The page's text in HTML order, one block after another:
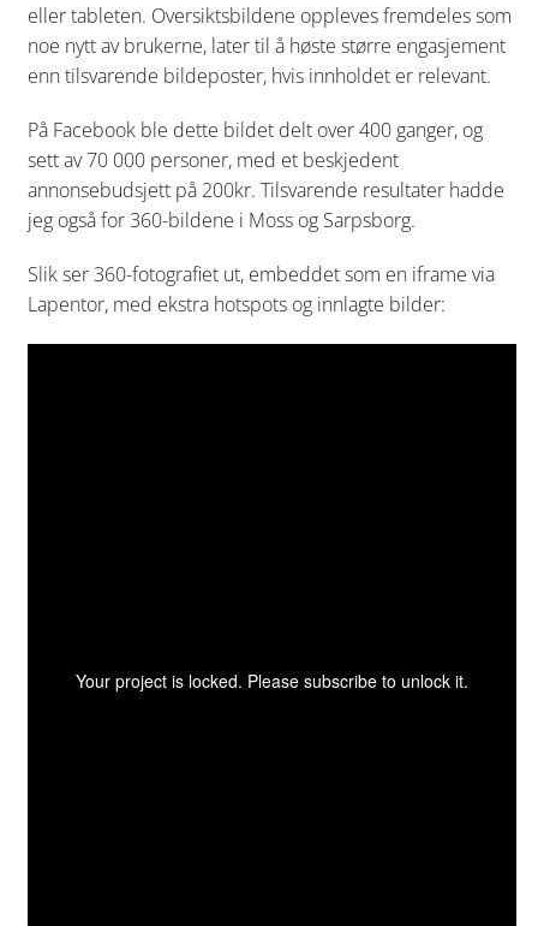
eller tableten. Oversiktsbildene oppleves fremdeles som
noe nytt av brukerne, later til å høste større engasjement
enn tilsvarende bildeposter, hvis innholdet er relevant.
På Facebook ble dette bildet delt over 400 ganger, og
sett av 70 000 personer, med et beskjedent
annonsebudsjett på 200kr. Tilsvarende resultater hadde
jeg også for 360-bildene i Moss og Sarpsborg.
Slik ser 360-fotografiet ut, embeddet som en iframe via
Lapentor, med ekstra hotspots og innlagte bilder: